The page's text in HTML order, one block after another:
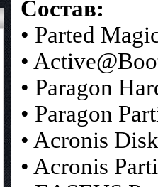
Состав:
• Parted
•
• Paragon
• Paragon
• Acronis
• Acronis